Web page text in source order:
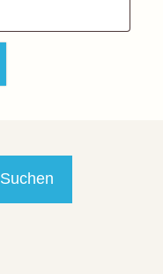
Suchen